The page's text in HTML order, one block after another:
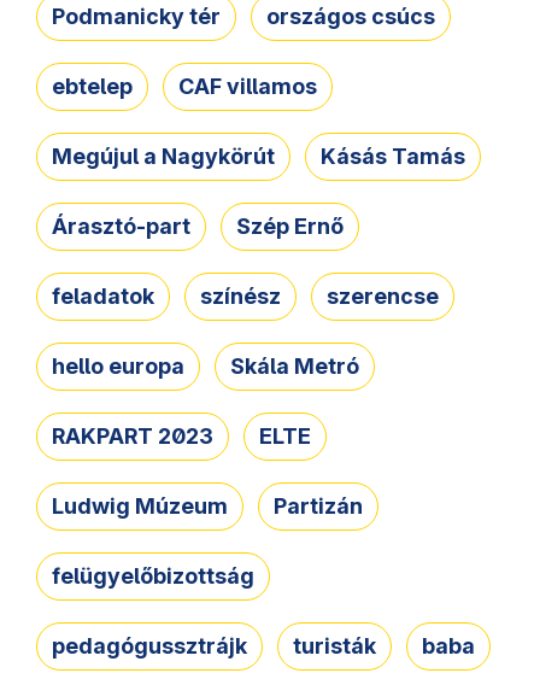
Podmanicky tér országos csúcs
ebtelep CAF villamos
Megújul a Nagykörút Kásás Tamás
Árasztó-part Szép Ernő
feladatok színész szerencse
hello europa Skála Metró
RAKPART 2023 ELTE
Ludwig Múzeum Partizán
felügyelőbizottság
pedagógussztrájk turisták baba